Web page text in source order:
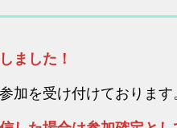
ました！
加を受け付けております